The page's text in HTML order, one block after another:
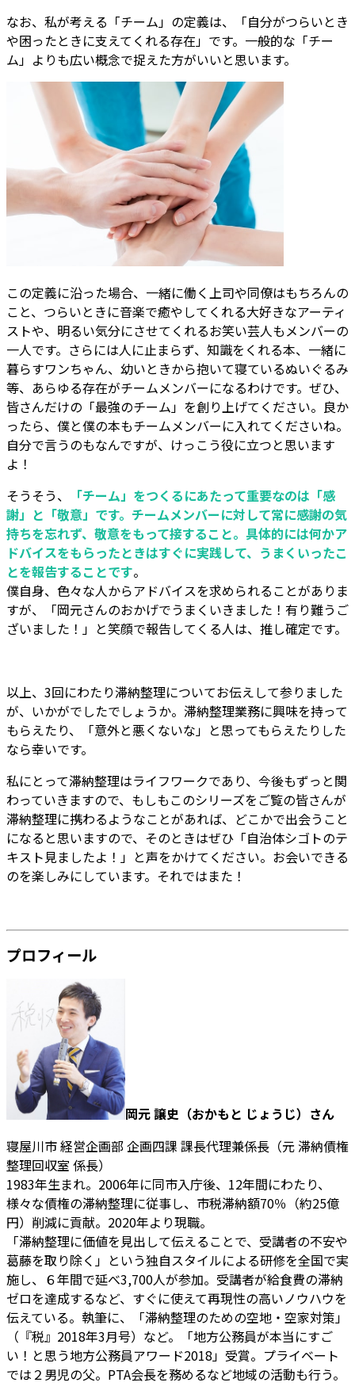
なお、私が考える「チーム」の定義は、「自分がつらいとき
や困ったときに支えてくれる存在」です。一般的な「チー
ム」よりも広い概念で捉えた方がいいと思います。
この定義に沿った場合、一緒に働く上司や同僚はもちろんの
こと、つらいときに音楽で癒やしてくれる大好きなアーティ
ストや、明るい気分にさせてくれるお笑い芸人もメンバーの
一人です。さらには人に止まらず、知識をくれる本、一緒に
暮らすワンちゃん、幼いときから抱いて寝ているぬいぐるみ
等、あらゆる存在がチームメンバーになるわけです。ぜひ、
皆さんだけの「最強のチーム」を創り上げてください。良か
ったら、僕と僕の本もチームメンバーに入れてくださいね。
自分で言うのもなんですが、けっこう役に立つと思います
よ！
そうそう、
「チーム」をつくるにあたって重要なのは「感
謝」と「敬意」です。チームメンバーに対して常に感謝の気
持ちを忘れず、敬意をもって接すること。具体的には何かア
ドバイスをもらったときはすぐに実践して、うまくいったこ
とを報告することです。
僕自身、色々な人からアドバイスを求められることがありま
すが、「岡元さんのおかげでうまくいきました！有り難うご
ざいました！」と笑顔で報告してくる人は、推し確定です。
以上、3回にわたり滞納整理についてお伝えして参りました
が、いかがでしたでしょうか。滞納整理業務に興味を持って
もらえたり、「意外と悪くないな」と思ってもらえたりした
なら幸いです。
私にとって滞納整理はライフワークであり、今後もずっと関
わっていきますので、もしもこのシリーズをご覧の皆さんが
滞納整理に携わるようなことがあれば、どこかで出会うこと
になると思いますので、そのときはぜひ「自治体シゴトのテ
キスト見ましたよ！」と声をかけてください。お会いできる
のを楽しみにしています。それではまた！
プロフィール
岡元 譲史（おかもと じょうじ）さん
寝屋川市 経営企画部 企画四課 課長代理兼係長（元 滞納債権
整理回収室 係長）
1983年生まれ。2006年に同市入庁後、12年間にわたり、
様々な債権の滞納整理に従事し、市税滞納額70％（約25億
円）削減に貢献。2020年より現職。
「滞納整理に価値を見出して伝えることで、受講者の不安や
葛藤を取り除く」という独自スタイルによる研修を全国で実
施し、６年間で延べ3,700人が参加。受講者が給食費の滞納
ゼロを達成するなど、すぐに使えて再現性の高いノウハウを
伝えている。執筆に、「滞納整理のための空地・空家対策」
（『税』2018年3月号）など。「地方公務員が本当にすご
い！と思う地方公務員アワード2018」受賞。プライベート
では２男児の父。PTA会長を務めるなど地域の活動も行う。